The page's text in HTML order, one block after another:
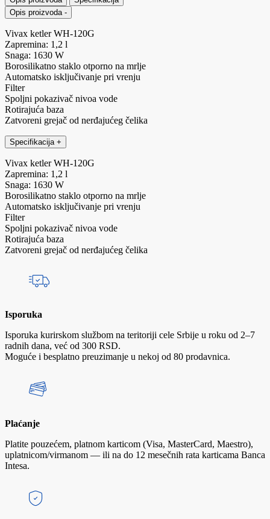
Opis proizvoda -
Vivax ketler WH-120G
Zapremina: 1,2 l
Snaga: 1630 W
Borosilikatno staklo otporno na mrlje
Automatsko isključivanje pri vrenju
Filter
Spoljni pokazivač nivoa vode
Rotirajuća baza
Zatvoreni grejač od nerđajućeg čelika
Specifikacija +
Vivax ketler WH-120G
Zapremina: 1,2 l
Snaga: 1630 W
Borosilikatno staklo otporno na mrlje
Automatsko isključivanje pri vrenju
Filter
Spoljni pokazivač nivoa vode
Rotirajuća baza
Zatvoreni grejač od nerđajućeg čelika
Isporuka
Isporuka kurirskom službom na teritoriji cele Srbije u roku od 2–7
radnih dana, već od 300 RSD.
Moguće i besplatno preuzimanje u nekoj od 80 prodavnica.
Plaćanje
Platite pouzećem, platnom karticom (Visa, MasterCard, Maestro),
uplatnicom/virmanom — ili na do 12 mesečnih rata karticama Banca
Intesa.